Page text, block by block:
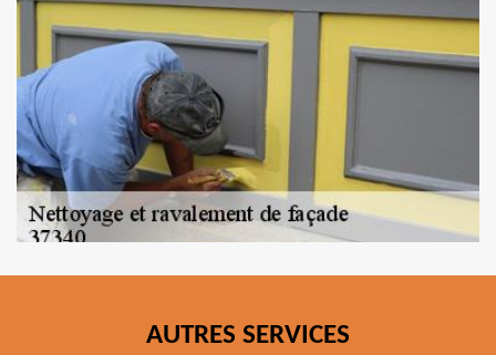
AUTRES SERVICES